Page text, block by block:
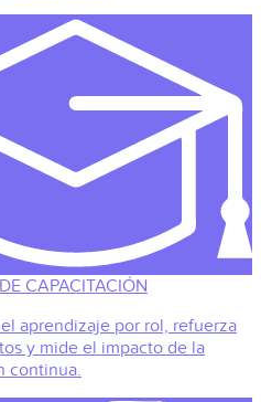
CAPACITACIÓN
aprendizaje por rol, refuerza
y mide el impacto de la
continua.